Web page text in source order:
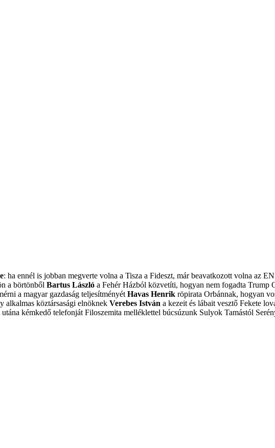
: ha ennél is jobban megverte volna a Tisza a Fideszt, már beavatkozott volna az
a börtönből Bartus László a Fehér Házból közvetíti, hogyan nem fogadta Trump
a magyar gazdaság teljesítményét Havas Henrik röpirata Orbánnak, hogyan
alkalmas köztársasági elnöknek Verebes István a kezeit és lábait vesztő Fekete
utána kémkedő telefonját Filoszemita melléklettel búcsúzunk Sulyok Tamástól